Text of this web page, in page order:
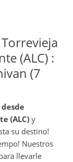
(ALC) :
(7
(ALC) y
su destino!
Nuestros
llevarle